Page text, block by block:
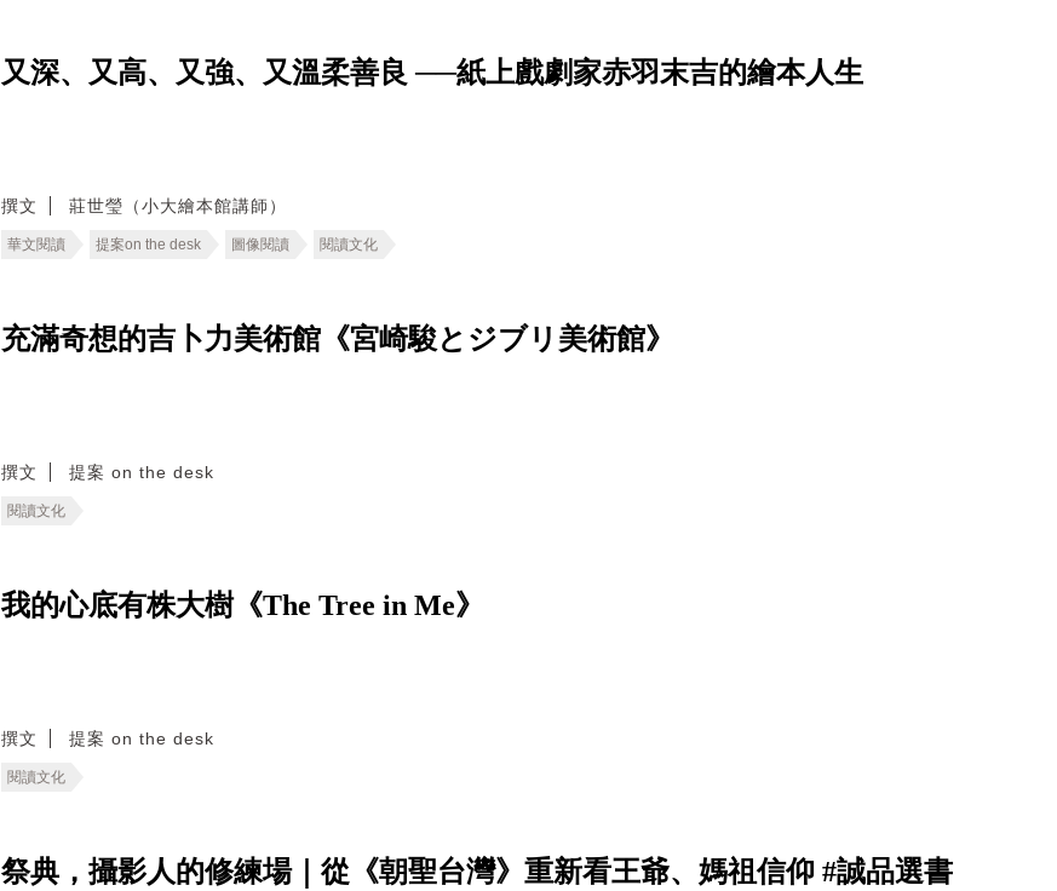
又深、又高、又強、又溫柔善良 ──紙上戲劇家赤羽末吉的繪本人生
撰文 莊世瑩（小大繪本館講師）
華文閱讀 提案on the desk 圖像閱讀 閱讀文化
充滿奇想的吉卜力美術館《宮崎駿とジブリ美術館》
撰文 提案 on the desk
閱讀文化
我的心底有株大樹《The Tree in Me》
撰文 提案 on the desk
閱讀文化
祭典，攝影人的修練場｜從《朝聖台灣》重新看王爺、媽祖信仰 #誠品選書